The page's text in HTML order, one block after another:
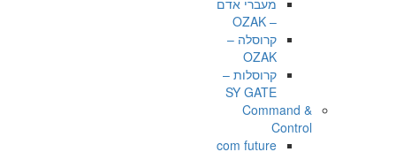
מעברי אדם
– OZAK
קרוסלה –
OZAK
קרוסלות –
SY GATE
Command &
Control
com future